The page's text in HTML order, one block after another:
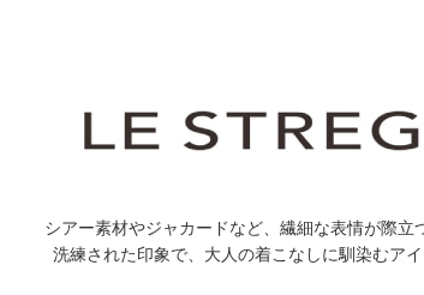
シアー素材やジャカードなど、繊細な表情が際立
洗練された印象で、大人の着こなしに馴染むア